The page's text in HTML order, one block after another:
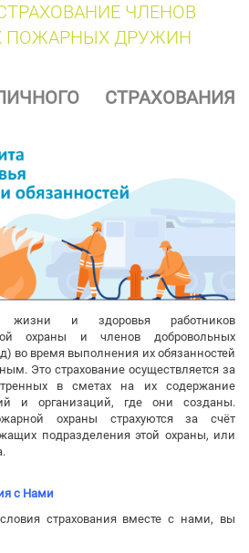
ЧЛЕНОВ
ПОЖАРНЫХ ДРУЖИН
СТРАХОВАНИЯ
жизни и здоровья работников
охраны и членов добровольных
во время выполнения их обязанностей
Это страхование осуществляется за
в сметах на их содержание
и организаций, где они созданы.
охраны страхуются за счёт
подразделения этой охраны, или
с Нами
страхования вместе с нами, вы